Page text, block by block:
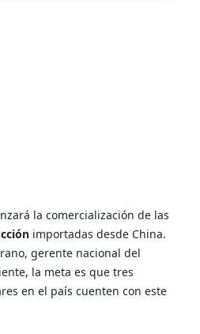
la comercialización de las
importadas desde China.
gerente nacional del
la meta es que tres
en el país cuenten con este